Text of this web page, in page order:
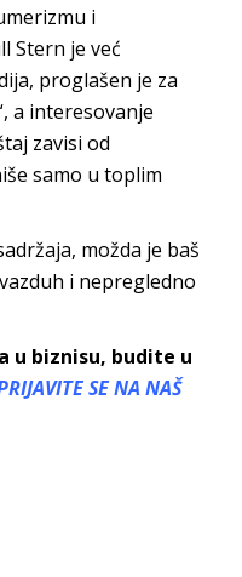
i
Stern je već
proglašen je za
a interesovanje
zavisi od
samo u toplim
možda je baš
i nepregledno
u biznisu, budite u
SE NA NAŠ